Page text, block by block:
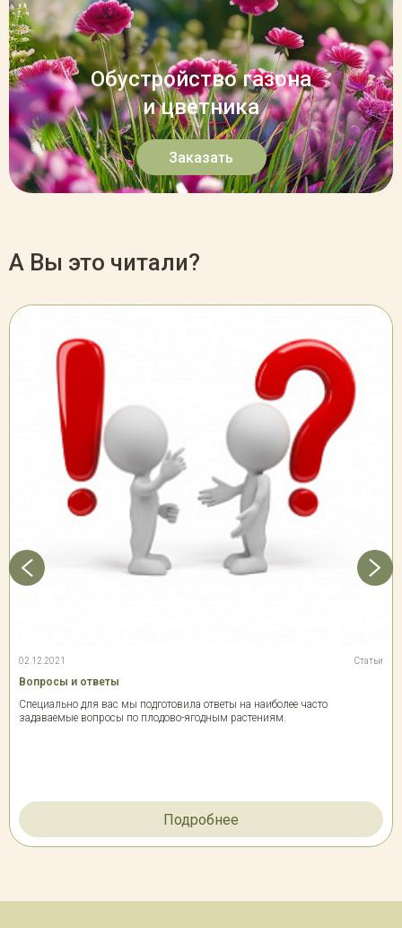
Обустройство газона
и цветника
Заказать
А Вы это читали?
02.12.2021 Статьи
Вопросы и ответы
Специально для вас мы подготовила ответы на наиболее часто
задаваемые вопросы по плодово-ягодным растениям.
Подробнее